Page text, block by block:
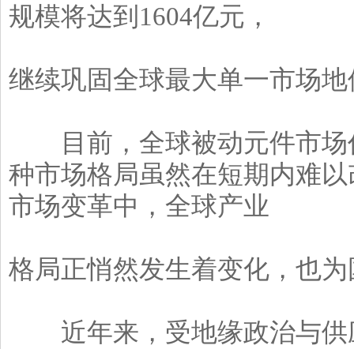
规模将达到1604亿元，
继续巩固全球最大单一市场地
目前，全球被动元件市场
种市场格局虽然在短期内难
市场变革中，全球产业
格局正悄然发生着变化，也
近年来，受地缘政治与供